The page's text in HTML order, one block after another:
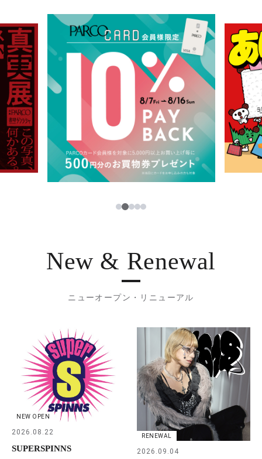
ニュース
レストラン・カフェ
TAX FREE
PARCOメンバーズ
JP
한국어
ภาษาไทย
日本語
1234
New & Renewal
ニューオープン・リニューアル
NEW OPEN
2026.08.22
SUPERSPINNS
RENEWAL
2026.09.04